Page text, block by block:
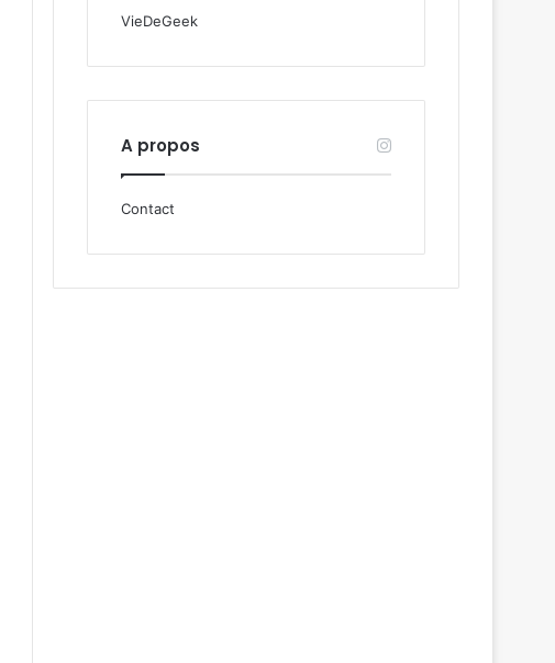
VieDeGeek
A propos
Contact